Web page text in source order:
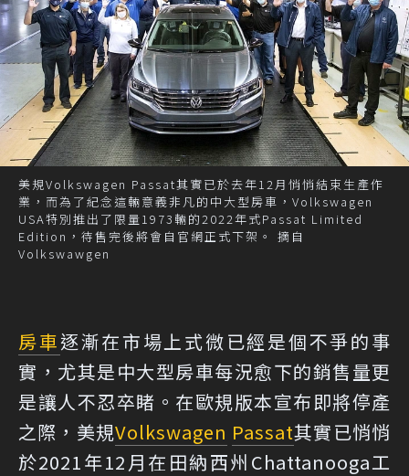
美規Volkswagen Passat其實已於去年12月悄悄結束生產作
業，而為了紀念這輛意義非凡的中大型房車，Volkswagen
USA特別推出了限量1973輛的2022年式Passat Limited
Edition，待售完後將會自官網正式下架。 摘自
Volkswawgen
房車逐漸在市場上式微已經是個不爭的事
實，尤其是中大型房車每況愈下的銷售量更
是讓人不忍卒睹。在歐規版本宣布即將停產
之際，美規Volkswagen Passat其實已悄悄
於2021年12月在田納西州Chattanooga工